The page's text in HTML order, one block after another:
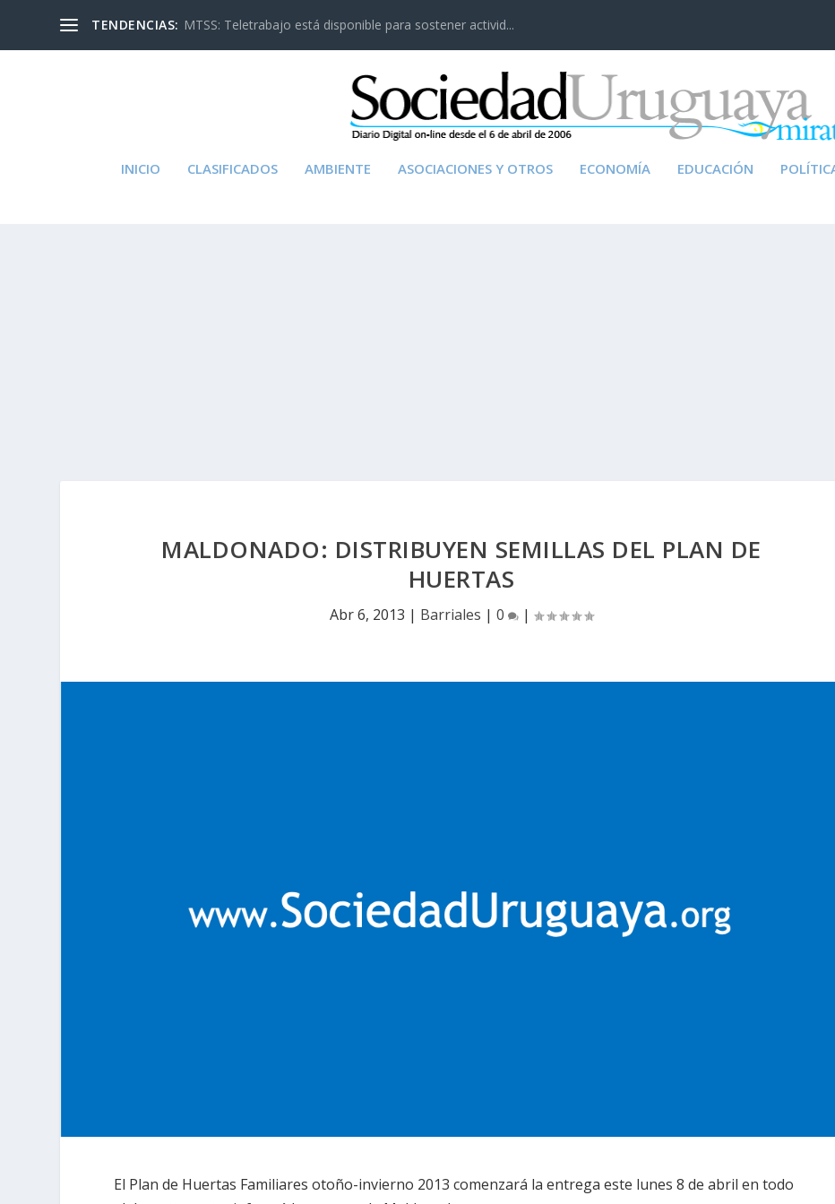
TENDENCIAS: MTSS: Teletrabajo está disponible para sostener activid...
INICIO CLASIFICADOS AMBIENTE ASOCIACIONES Y OTROS ECONOMÍA EDUCACIÓN
MALDONADO: DISTRIBUYEN SEMILLAS DEL PLAN DE
HUERTAS
Abr 6, 2013 | Barriales | 0 |
El Plan de Huertas Familiares otoño-invierno 2013 comenzará la entrega este lunes 8 de abril en todo